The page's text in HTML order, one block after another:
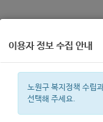
복지정보
이용자 정보 수집 안내
노원구 복지정책 수립
선택해 주세요.